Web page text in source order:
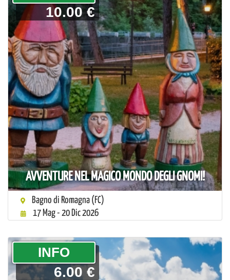
AVVENTURE NEL MAGICO MONDO DEGLI GNOMI!
10.00 €
Bagno di Romagna (FC)
17 Mag - 20 Dic 2026
­INFO
6.00 €